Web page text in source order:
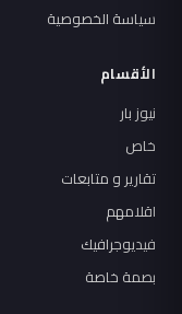
سياسة الخصوصية
الأقسام
نيوز بار
خاص
تقارير و متابعات
اقلامهم
فيديوجرافيك
بصمة خاصة